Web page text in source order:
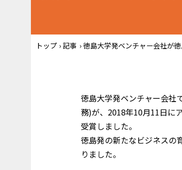
トップ › 記事 › 徳島大学発ベンチャー会社が
徳島大学発ベンチャー会社
務)が、2018年10月11日に
受賞しました。
徳島発の新たなビジネスの
りました。